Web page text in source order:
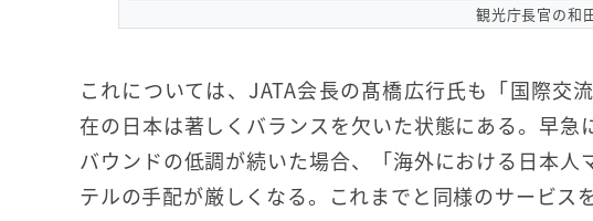
観光庁長官の和
これについては、JATA会長の髙橋広行氏も「国際交
在の日本は著しくバランスを欠いた状態にある。早
バウンドの低調が続いた場合、「海外における日本
テルの手配が厳しくなる。これまでと同様のサービス